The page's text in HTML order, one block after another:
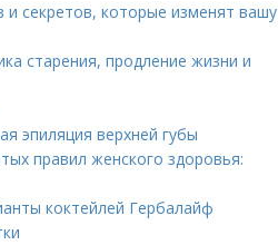
и секретов, которые изменят вашу
старения, продление жизни и
эпиляция верхней губы
правил женского здоровья:
коктейлей Гербалайф